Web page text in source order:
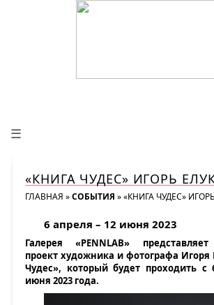
☰
«КНИГА ЧУДЕС» ИГОРЬ
ГЛАВНАЯ »СОБЫТИЯ »«КНИГА ЧУДЕС»
6 апреля – 12 июня 2023
Галерея «PENNLAB»
проект художника и фотографа Игоря
Чудес», который будет проходить с
июня 2023 года.